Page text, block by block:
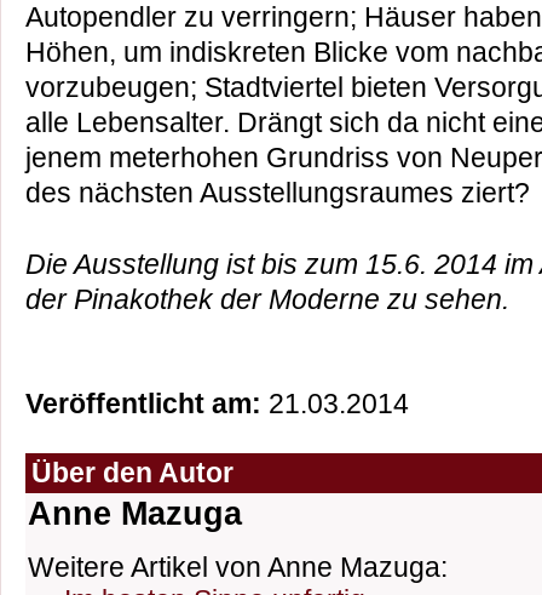
Autopendler zu verringern; Häuser
Höhen, um indiskreten Blicke vom
vorzubeugen; Stadtviertel bieten
alle Lebensalter. Drängt sich da nicht
jenem meterhohen Grundriss von
des nächsten Ausstellungsraumes ziert?
Die Ausstellung ist bis zum 15.6. 2014
der Pinakothek der Moderne zu sehen.
Veröffentlicht am: 21.03.2014
Über den Autor
Anne Mazuga
Weitere Artikel von Anne Mazuga: